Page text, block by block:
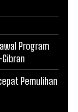
Program
Pemulihan